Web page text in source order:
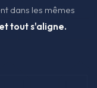
dans les mêmes
tout s'aligne.